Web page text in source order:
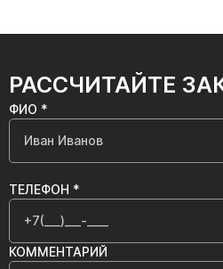
РАССЧИТАЙТЕ
ФИО *
ТЕЛЕФОН *
КОММЕНТАРИЙ